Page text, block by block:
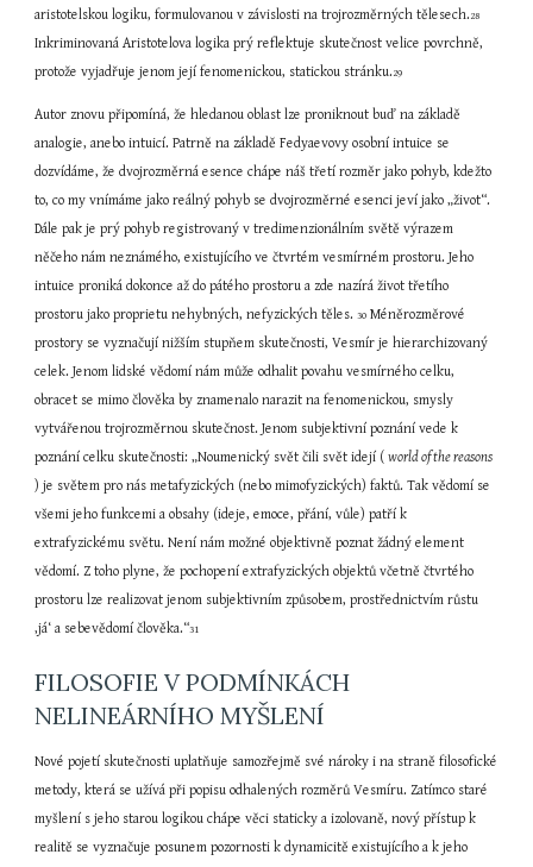
aristotelskou logiku, formulovanou v závislosti na trojrozměrných tělesech.28
Inkriminovaná Aristotelova logika prý reflektuje skutečnost velice povrchně,
protože vyjadřuje jenom její fenomenickou, statickou stránku.29
Autor znovu připomíná, že hledanou oblast lze proniknout buď na základě
analogie, anebo intuicí. Patrně na základě Fedyaevovy osobní intuice se
dozvídáme, že dvojrozměrná esence chápe náš třetí rozměr jako pohyb, kdežto
to, co my vnímáme jako reálný pohyb se dvojrozměrné esenci jeví jako „život“.
Dále pak je prý pohyb registrovaný v tredimenzionálním světě výrazem
něčeho nám neznámého, existujícího ve čtvrtém vesmírném prostoru. Jeho
intuice proniká dokonce až do pátého prostoru a zde nazírá život třetího
prostoru jako proprietu nehybných, nefyzických těles. 30 Méněrozměrové
prostory se vyznačují nižším stupňem skutečnosti, Vesmír je hierarchizovaný
celek. Jenom lidské vědomí nám může odhalit povahu vesmírného celku,
obracet se mimo člověka by znamenalo narazit na fenomenickou, smysly
vytvářenou trojrozměrnou skutečnost. Jenom subjektivní poznání vede k
poznání celku skutečnosti: „Noumenický svět čili svět idejí (
) je světem pro nás metafyzických (nebo mimofyzických) faktů. Tak vědomí se
všemi jeho funkcemi a obsahy (ideje, emoce, přání, vůle) patří k
extrafyzickému světu. Není nám možné objektivně poznat žádný element
vědomí. Z toho plyne, že pochopení extrafyzických objektů včetně čtvrtého
prostoru lze realizovat jenom subjektivním způsobem, prostřednictvím růstu
‚já‘ a sebevědomí člověka.“31
FILOSOFIE V PODMÍNKÁCH
NELINEÁRNÍHO MYŠLENÍ
Nové pojetí skutečnosti uplatňuje samozřejmě své nároky i na straně filosofické
metody, která se užívá při popisu odhalených rozměrů Vesmíru. Zatímco staré
myšlení s jeho starou logikou chápe věci staticky a izolovaně, nový přístup k
realitě se vyznačuje posunem pozornosti k dynamicitě existujícího a k jeho